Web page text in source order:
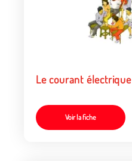
Le courant électrique
Voir la fiche